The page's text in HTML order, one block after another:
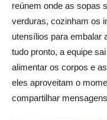
reúnem onde as sopas
verduras, cozinham os
utensílios para embalar
tudo pronto, a equipe
alimentar os corpos e
eles aproveitam o
compartilhar